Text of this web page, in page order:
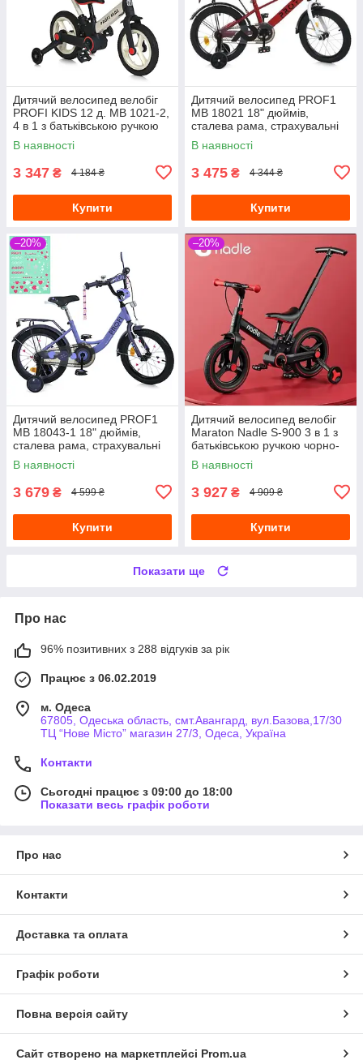
Дитячий велосипед велобіг
PROFI KIDS 12 д. MB 1021-2,
4 в 1 з батьківською ручкою
білий
В наявності
3 347 ₴ 4 184 ₴
Купити
Дитячий велосипед PROF1
MB 18021 18" дюймів,
сталева рама, страхувальні
колеса, багажник із
затискачем, червоний
В наявності
3 475 ₴ 4 344 ₴
Купити
–20%
Дитячий велосипед PROF1
MB 18043-1 18" дюймів,
сталева рама, страхувальні
колеса, багажник із
затискачем, фіолетовий
В наявності
3 679 ₴ 4 599 ₴
Купити
–20%
Дитячий велосипед велобіг
Maraton Nadle S-900 3 в 1 з
батьківською ручкою чорно-
червоний
В наявності
3 927 ₴ 4 909 ₴
Купити
Показати ще
Про нас
96% позитивних з 288 відгуків за рік
Працює з 06.02.2019
м. Одеса
67805, Одеська область, смт.Авангард, вул.Базова,17/30
ТЦ “Нове Місто” магазин 27/3, Одеса, Україна
Контакти
Сьогодні працює з 09:00 до 18:00
Показати весь графік роботи
Про нас
Контакти
Доставка та оплата
Графік роботи
Повна версія сайту
Сайт створено на маркетплейсі Prom.ua